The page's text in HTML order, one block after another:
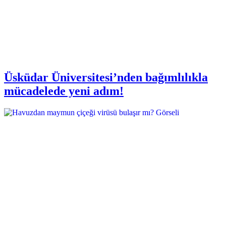
Üsküdar Üniversitesi’nden bağımlılıkla
mücadelede yeni adım!